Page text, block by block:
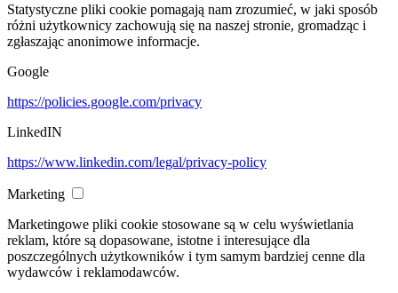
Statystyczne pliki cookie pomagają nam zrozumieć, w jaki sposób
różni użytkownicy zachowują się na naszej stronie, gromadząc i
zgłaszając anonimowe informacje.
Google
https://policies.google.com/privacy
LinkedIN
https://www.linkedin.com/legal/privacy-policy
Marketing
Marketingowe pliki cookie stosowane są w celu wyświetlania
reklam, które są dopasowane, istotne i interesujące dla
poszczególnych użytkowników i tym samym bardziej cenne dla
wydawców i reklamodawców.